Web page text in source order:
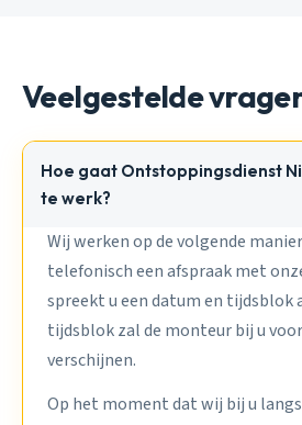
Veelgestelde
Hoe gaat Ontstoppingsdienst
te werk?
Wij werken op de volgende
telefonisch een afspraak met
spreekt u een datum en tijdsblok
tijdsblok zal de monteur bij u
verschijnen.
Op het moment dat wij bij u